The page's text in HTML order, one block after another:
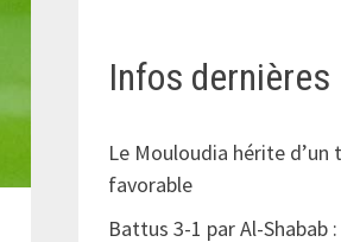
Infos dernières
Le Mouloudia hérite d’un
favorable
Battus 3-1 par Al-Shabab